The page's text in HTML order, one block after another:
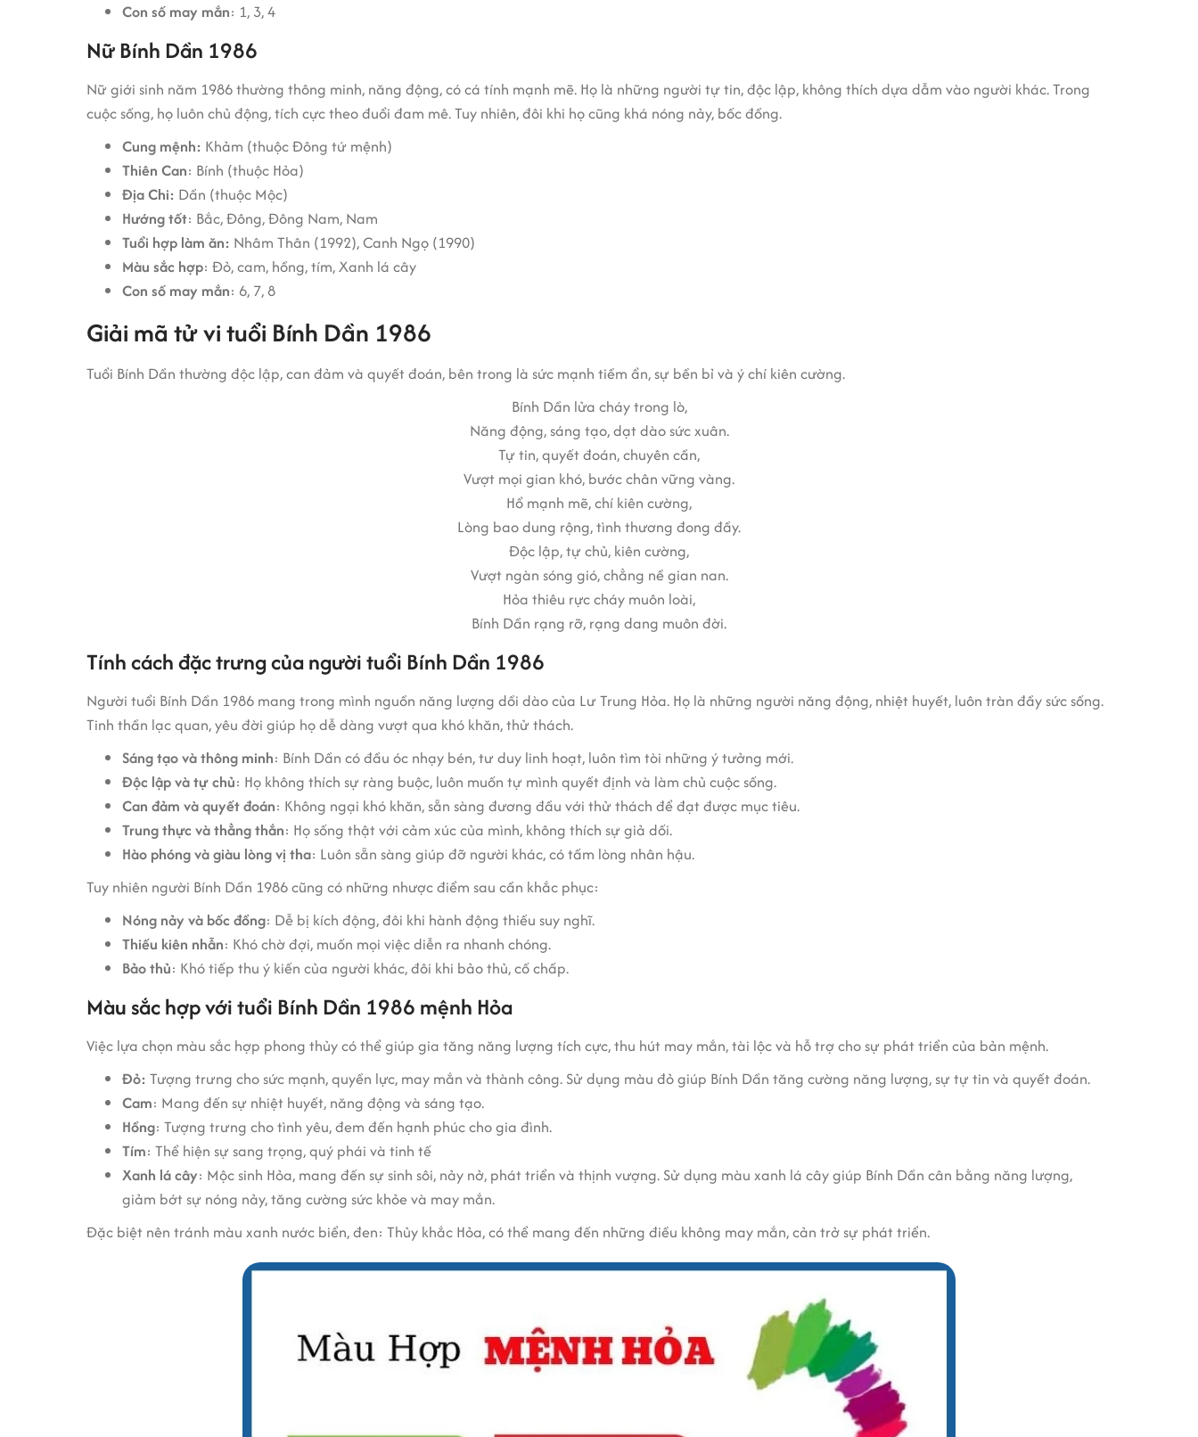
Con số may mắn: 1, 3, 4
Nữ Bính Dần 1986
Nữ giới sinh năm 1986 thường thông minh, năng động, có cá tính mạnh mẽ. Họ là những người tự tin, độc lập, không thích dựa dẫm vào người khác. Trong
cuộc sống, họ luôn chủ động, tích cực theo đuổi đam mê. Tuy nhiên, đôi khi họ cũng khá nóng nảy, bốc đồng.
Cung mệnh: Khảm (thuộc Đông tứ mệnh)
Thiên Can: Bính (thuộc Hỏa)
Địa Chi: Dần (thuộc Mộc)
Hướng tốt: Bắc, Đông, Đông Nam, Nam
Tuổi hợp làm ăn: Nhâm Thân (1992), Canh Ngọ (1990)
Màu sắc hợp: Đỏ, cam, hồng, tím, Xanh lá cây
Con số may mắn: 6, 7, 8
Giải mã tử vi tuổi Bính Dần 1986
Tuổi Bính Dần thường độc lập, can đảm và quyết đoán, bên trong là sức mạnh tiềm ẩn, sự bền bỉ và ý chí kiên cường.
Bính Dần lửa cháy trong lò,
Năng động, sáng tạo, dạt dào sức xuân.
Tự tin, quyết đoán, chuyên cần,
Vượt mọi gian khó, bước chân vững vàng.
Hổ mạnh mẽ, chí kiên cường,
Lòng bao dung rộng, tình thương đong đầy.
Độc lập, tự chủ, kiên cường,
Vượt ngàn sóng gió, chẳng nề gian nan.
Hỏa thiêu rực cháy muôn loài,
Bính Dần rạng rỡ, rạng dang muôn đời.
Tính cách đặc trưng của người tuổi Bính Dần 1986
Người tuổi Bính Dần 1986 mang trong mình nguồn năng lượng dồi dào của Lư Trung Hỏa. Họ là những người năng động, nhiệt huyết, luôn tràn đầy sức sống.
Tinh thần lạc quan, yêu đời giúp họ dễ dàng vượt qua khó khăn, thử thách.
Sáng tạo và thông minh: Bính Dần có đầu óc nhạy bén, tư duy linh hoạt, luôn tìm tòi những ý tưởng mới.
Độc lập và tự chủ: Họ không thích sự ràng buộc, luôn muốn tự mình quyết định và làm chủ cuộc sống.
Can đảm và quyết đoán: Không ngại khó khăn, sẵn sàng đương đầu với thử thách để đạt được mục tiêu.
Trung thực và thẳng thắn: Họ sống thật với cảm xúc của mình, không thích sự giả dối.
Hào phóng và giàu lòng vị tha: Luôn sẵn sàng giúp đỡ người khác, có tấm lòng nhân hậu.
Tuy nhiên người Bính Dần 1986 cũng có những nhược điểm sau cần khắc phục:
Nóng nảy và bốc đồng: Dễ bị kích động, đôi khi hành động thiếu suy nghĩ.
Thiếu kiên nhẫn: Khó chờ đợi, muốn mọi việc diễn ra nhanh chóng.
Bảo thủ: Khó tiếp thu ý kiến của người khác, đôi khi bảo thủ, cố chấp.
Màu sắc hợp với tuổi Bính Dần 1986 mệnh Hỏa
Việc lựa chọn màu sắc hợp phong thủy có thể giúp gia tăng năng lượng tích cực, thu hút may mắn, tài lộc và hỗ trợ cho sự phát triển của bản mệnh.
Đỏ: Tượng trưng cho sức mạnh, quyền lực, may mắn và thành công. Sử dụng màu đỏ giúp Bính Dần tăng cường năng lượng, sự tự tin và quyết đoán.
Cam: Mang đến sự nhiệt huyết, năng động và sáng tạo.
Hồng: Tượng trưng cho tình yêu, đem đến hạnh phúc cho gia đình.
Tím: Thể hiện sự sang trọng, quý phái và tinh tế
Xanh lá cây: Mộc sinh Hỏa, mang đến sự sinh sôi, nảy nở, phát triển và thịnh vượng. Sử dụng màu xanh lá cây giúp Bính Dần cân bằng năng lượng,
giảm bớt sự nóng nảy, tăng cường sức khỏe và may mắn.
Đặc biệt nên tránh màu xanh nước biển, đen: Thủy khắc Hỏa, có thể mang đến những điều không may mắn, cản trở sự phát triển.